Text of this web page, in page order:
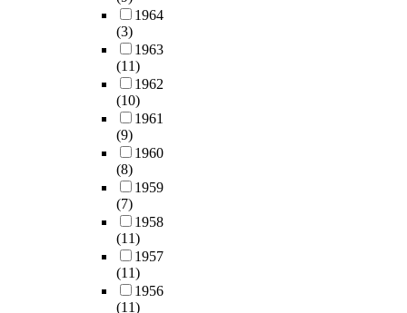
1964
(3)
1963
(11)
1962
(10)
1961
(9)
1960
(8)
1959
(7)
1958
(11)
1957
(11)
1956
(11)